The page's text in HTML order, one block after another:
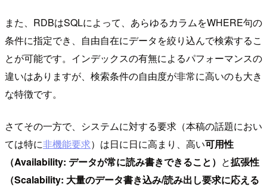
また、RDBはSQLによって、あらゆるカラムをWHERE句の
条件に指定でき、自由自在にデータを絞り込んで検索するこ
とが可能です。インデックスの有無によるパフォーマンスの
違いはありますが、検索条件の自由度が非常に高いのも大き
な特徴です。
さてその一方で、システムに対する要求（本稿の話題におい
ては特に非機能要求）は日に日に高まり、高い可用性
（Availability: データが常に読み書きできること） と拡張性
（Scalability: 大量のデータ書き込み/読み出し要求に応える